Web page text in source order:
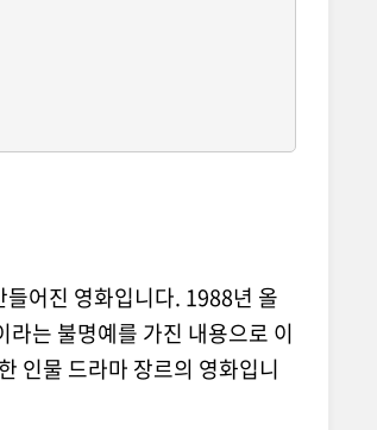
어진 영화입니다. 1988년 올
는 불명예를 가진 내용으로 이
인물 드라마 장르의 영화입니